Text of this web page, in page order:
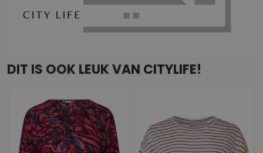
DIT IS OOK LEUK VAN CITYLIFE!